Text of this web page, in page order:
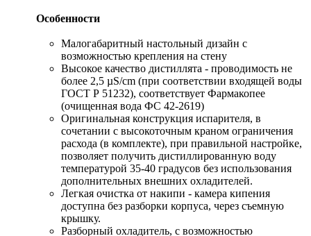
Особенности
Малогабаритный настольный дизайн с
возможностью крепления на стену
Высокое качество дистиллята - проводимость не
более 2,5 µS/cm (при соответствии входящей воды
ГОСТ Р 51232), соответствует Фармакопее
(очищенная вода ФС 42-2619)
Оригинальная конструкция испарителя, в
сочетании с высокоточным краном ограничения
расхода (в комплекте), при правильной настройке,
позволяет получить дистиллированную воду
температурой 35-40 градусов без использования
дополнительных внешних охладителей.
Легкая очистка от накипи - камера кипения
доступна без разборки корпуса, через съемную
крышку.
Разборный охладитель, с возможностью